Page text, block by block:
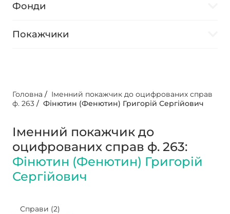
Фонди
Покажчики
Головна / Іменний покажчик до оцифрованих справ
ф. 263 / Фінютин (Фенютин) Григорій Сергійович
Іменний покажчик до
оцифрованих справ ф. 263:
Фінютин (Фенютин) Григорій
Сергійович
Справи (2)